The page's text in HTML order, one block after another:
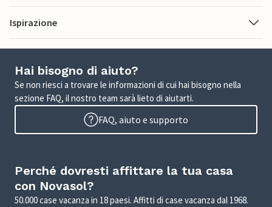
Ispirazione
Hai bisogno di aiuto?
Se non riesci a trovare le informazioni di cui hai bisogno nella
sezione FAQ, il nostro team sarà lieto di aiutarti.
FAQ, aiuto e supporto
Perché dovresti affittare la tua casa
con Novasol?
50.000 case vacanza in 18 paesi. Affitti di case vacanza dal 1968.